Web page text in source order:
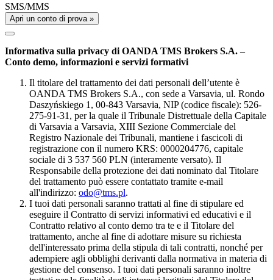
SMS/MMS
Apri un conto di prova »
Informativa sulla privacy di OANDA TMS Brokers S.A. –
Conto demo, informazioni e servizi formativi
Il titolare del trattamento dei dati personali dell’utente è
OANDA TMS Brokers S.A., con sede a Varsavia, ul. Rondo
Daszyńskiego 1, 00-843 Varsavia, NIP (codice fiscale): 526-
275-91-31, per la quale il Tribunale Distrettuale della Capitale
di Varsavia a Varsavia, XIII Sezione Commerciale del
Registro Nazionale dei Tribunali, mantiene i fascicoli di
registrazione con il numero KRS: 0000204776, capitale
sociale di 3 537 560 PLN (interamente versato). Il
Responsabile della protezione dei dati nominato dal Titolare
del trattamento può essere contattato tramite e-mail
all'indirizzo: odo@tms.pl.
I tuoi dati personali saranno trattati al fine di stipulare ed
eseguire il Contratto di servizi informativi ed educativi e il
Contratto relativo al conto demo tra te e il Titolare del
trattamento, anche al fine di adottare misure su richiesta
dell'interessato prima della stipula di tali contratti, nonché per
adempiere agli obblighi derivanti dalla normativa in materia di
gestione del consenso. I tuoi dati personali saranno inoltre